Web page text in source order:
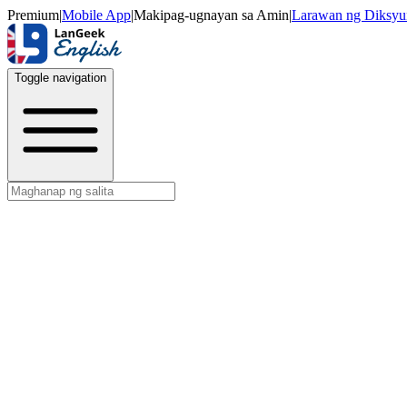
Premium|Mobile App|Makipag-ugnayan sa Amin|Larawan ng
Toggle navigation